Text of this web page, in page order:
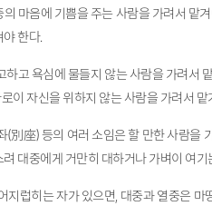
마음에 기쁨을 주는 사람을 가려서 맡
한다.
고 욕심에 물들지 않는 사람을 가려서
이 자신을 위하지 않는 사람을 가려서 맡
座) 등의 여러 소임은 할 만한 사람을
대중에게 거만히 대하거나 가벼이 여
럽히는 자가 있으면, 대중과 열중은